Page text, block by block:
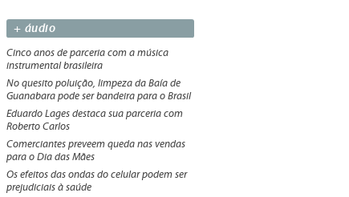
+ áudio
Cinco anos de parceria com a música
instrumental brasileira
No quesito poluição, limpeza da Baía de
Guanabara pode ser bandeira para o Brasil
Eduardo Lages destaca sua parceria com
Roberto Carlos
Comerciantes preveem queda nas vendas
para o Dia das Mães
Os efeitos das ondas do celular podem ser
prejudiciais à saúde